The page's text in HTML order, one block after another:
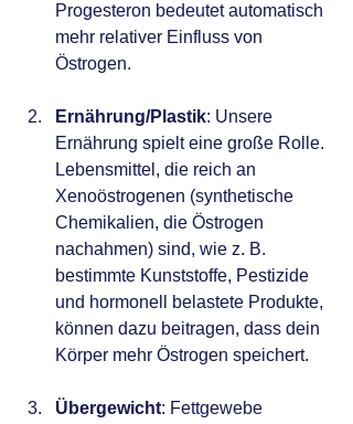
Progesteron bedeutet automatisch
mehr relativer Einfluss von
Östrogen.
Ernährung/Plastik: Unsere
Ernährung spielt eine große Rolle.
Lebensmittel, die reich an
Xenoöstrogenen (synthetische
Chemikalien, die Östrogen
nachahmen) sind, wie z. B.
bestimmte Kunststoffe, Pestizide
und hormonell belastete Produkte,
können dazu beitragen, dass dein
Körper mehr Östrogen speichert.
Übergewicht: Fettgewebe